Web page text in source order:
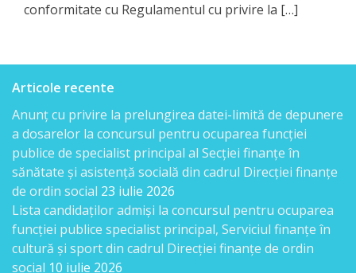
conformitate cu Regulamentul cu privire la […]
Articole recente
Anunț cu privire la prelungirea datei-limită de depunere
a dosarelor la concursul pentru ocuparea funcției
publice de specialist principal al Secției finanțe în
sănătate și asistență socială din cadrul Direcției finanțe
de ordin social 23 iulie 2026
Lista candidaţilor admişi la concursul pentru ocuparea
funcției publice specialist principal, Serviciul finanțe în
cultură și sport din cadrul Direcției finanțe de ordin
social 10 iulie 2026